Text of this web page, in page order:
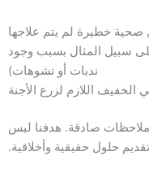
خطيرة لم يتم علاجها
سبيل المثال بسبب وجود
ندبات أو تشوهات)
الخفيف اللازم لزرع الأجنة
ملاحظات صادقة. هدفنا ليس
حلول حقيقية وأخلاقية.